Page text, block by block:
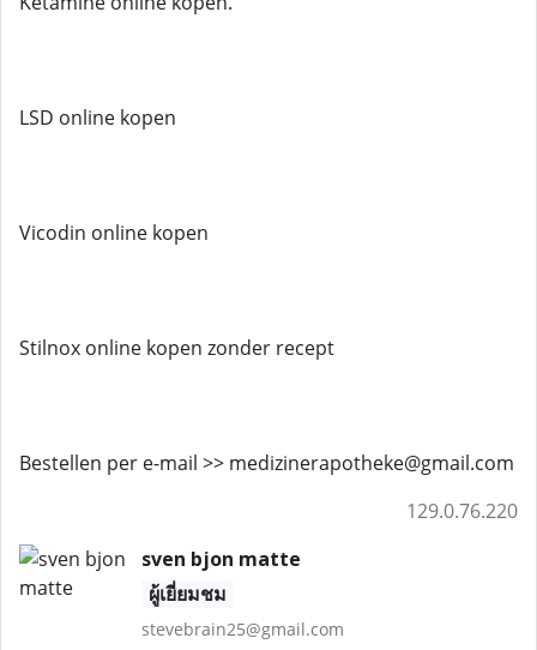
LSD online kopen
Vicodin online kopen
Stilnox online kopen zonder recept
Bestellen per e-mail >> medizinerapotheke@gmail.com
129.0.76.220
sven bjon matte
ผู้เยี่ยมชม
stevebrain25@gmail.com